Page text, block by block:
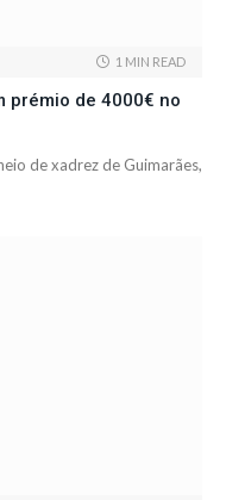
1 MIN READ
prémio de 4000€ no
de xadrez de Guimarães,